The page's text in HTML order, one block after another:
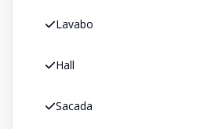
Lavabo
Hall
Sacada